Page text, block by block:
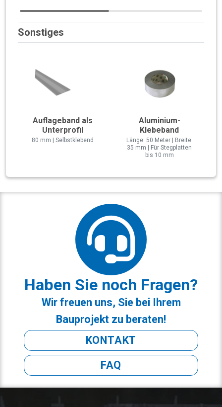
Sonstiges
Auflageband als
Unterprofil
80 mm | Selbstklebend
Aluminium-
Klebeband
Länge: 50 Meter | Breite:
35 mm | Für Stegplatten
bis 10 mm
Haben Sie noch Fragen?
Wir freuen uns, Sie bei Ihrem
Bauprojekt zu beraten!
KONTAKT
FAQ